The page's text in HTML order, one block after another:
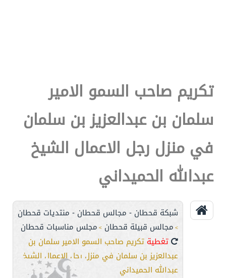
تكريم صاحب السمو الامير
سلمان بن عبدالعزيز بن سلمان
في منزل رجل الاعمال الشيخ
عبدالله الحميداني
شبكة قحطان - مجالس قحطان - منتديات قحطان
> مجالس قبيلة قحطان > مجلس مناسبات قحطان
تغطية تكريم صاحب السمو الامير سلمان بن
عبدالعزيز بن سلمان في منزل رجل الاعمال الشيخ
عبدالله الحميداني